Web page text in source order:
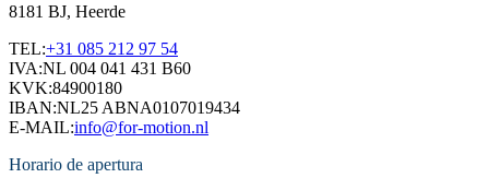
8181 BJ, Heerde
TEL:+31 085 212 97 54
IVA:NL 004 041 431 B60
KVK:84900180
IBAN:NL25 ABNA0107019434
E-MAIL:info@for-motion.nl
Horario de apertura